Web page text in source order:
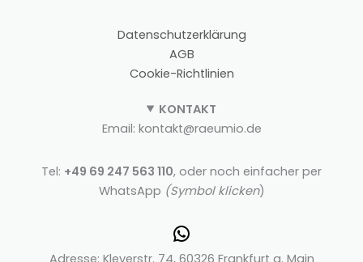
Datenschutzerklärung
AGB
Cookie-Richtlinien
KONTAKT
Email: kontakt@raeumio.de
Tel: +49 69 247 563 110, oder noch einfacher per
WhatsApp (Symbol klicken)
Adresse: Kleyerstr. 74, 60326 Frankfurt a. Main